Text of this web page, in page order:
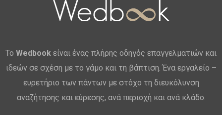
Το Wedbook είναι ένας πλήρης οδηγός επαγγελματιών και
ιδεών σε σχέση με το γάμο και τη βάπτιση. Ένα εργαλείο –
ευρετήριο των πάντων με στόχο τη διευκόλυνση
αναζήτησης και εύρεσης, ανά περιοχή και ανά κλάδο.